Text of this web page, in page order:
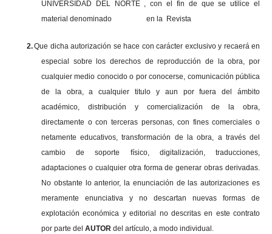
UNIVERSIDAD DEL NORTE , con el fin de que se utilice el
material denominado en la Revista
2.Que dicha autorización se hace con carácter exclusivo y recaerá en
especial sobre los derechos de reproducción de la obra, por
cualquier medio conocido o por conocerse, comunicación pública
de la obra, a cualquier titulo y aun por fuera del ámbito
académico, distribución y comercialización de la obra,
directamente o con terceras personas, con fines comerciales o
netamente educativos, transformación de la obra, a través del
cambio de soporte físico, digitalización, traducciones,
adaptaciones o cualquier otra forma de generar obras derivadas.
No obstante lo anterior, la enunciación de las autorizaciones es
meramente enunciativa y no descartan nuevas formas de
explotación económica y editorial no descritas en este contrato
por parte del AUTORdel artículo, a modo individual.